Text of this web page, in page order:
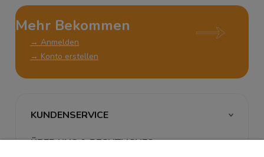
Mehr Bekommen
→ Anmelden
→ Konto erstellen
KUNDENSERVICE
ÜBER UNS & RECHTLICHES